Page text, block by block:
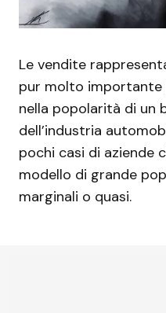
Le vendite
pur molto importante
nella popolarità di un
dell’industria
pochi casi di aziende
modello di grande
marginali o quasi.